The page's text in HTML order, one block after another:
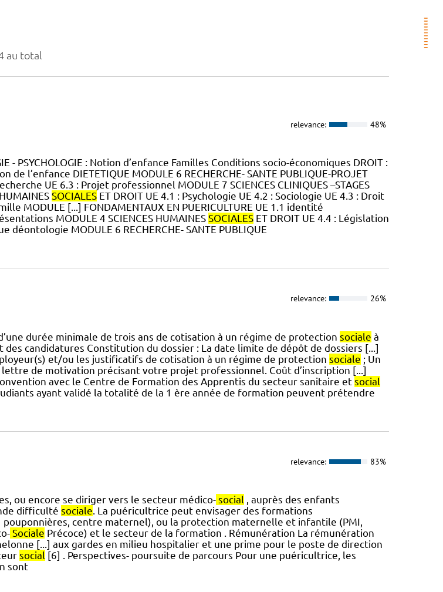
au total
relevance: 48%
- PSYCHOLOGIE : Notion d’enfance Familles Conditions socio-économiques DROIT :
de l’enfance DIETETIQUE MODULE 6 RECHERCHE- SANTE PUBLIQUE-PROJET
UE 6.3 : Projet professionnel MODULE 7 SCIENCES CLINIQUES –STAGES
SOCIALESET DROIT UE 4.1 : Psychologie UE 4.2 : Sociologie UE 4.3 : Droit
MODULE [...] FONDAMENTAUX EN PUERICULTURE UE 1.1 identité
MODULE 4 SCIENCES HUMAINES SOCIALESET DROIT UE 4.4 : Législation
déontologie MODULE 6 RECHERCHE- SANTE PUBLIQUE
relevance: 26%
durée minimale de trois ans de cotisation à un régime de protection sociale à
candidatures Constitution du dossier : La date limite de dépôt de dossiers [...]
et/ou les justificatifs de cotisation à un régime de protection sociale ; Un
de motivation précisant votre projet professionnel. Coût d’inscription [...]
avec le Centre de Formation des Apprentis du secteur sanitaire et social
ayant validé la totalité de la 1 ère année de formation peuvent prétendre
relevance: 83%
ou encore se diriger vers le secteur médico- social , auprès des enfants
difficulté sociale. La puéricultrice peut envisager des formations
pouponnières, centre maternel), ou la protection maternelle et infantile (PMI,
Sociale Précoce) et le secteur de la formation . Rémunération La rémunération
[...] aux gardes en milieu hospitalier et une prime pour le poste de direction
social [6] . Perspectives- poursuite de parcours Pour une puéricultrice, les
sont